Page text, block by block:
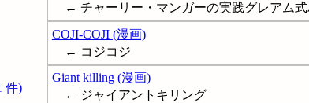
件)
← チャーリー・マンガーの実践グレアム
COJI-COJI (漫画)
← コジコジ
Giant killing (漫画)
← ジャイアントキリング